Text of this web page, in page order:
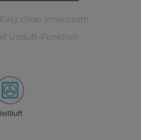
clean Innenraum
Umluft-Funktion